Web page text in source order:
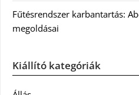
Fűtésrendszer karbantartás:
megoldásai
Kiállító kategóriák